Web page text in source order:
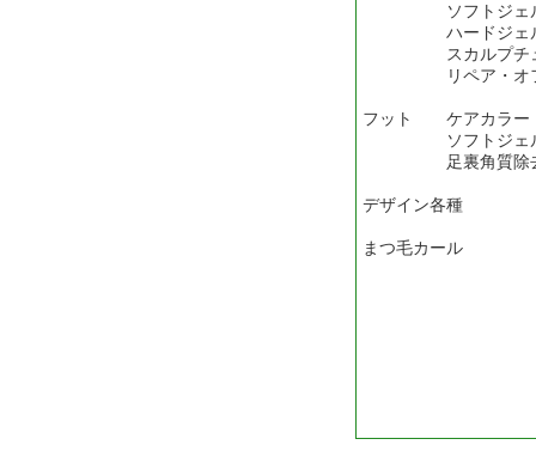
ソフトジェ
ハードジェル(
スカルプチ
リペア・オ
フット ケアカラー
ソフトジェ
足裏角質除
デザイン各種
まつ毛カール